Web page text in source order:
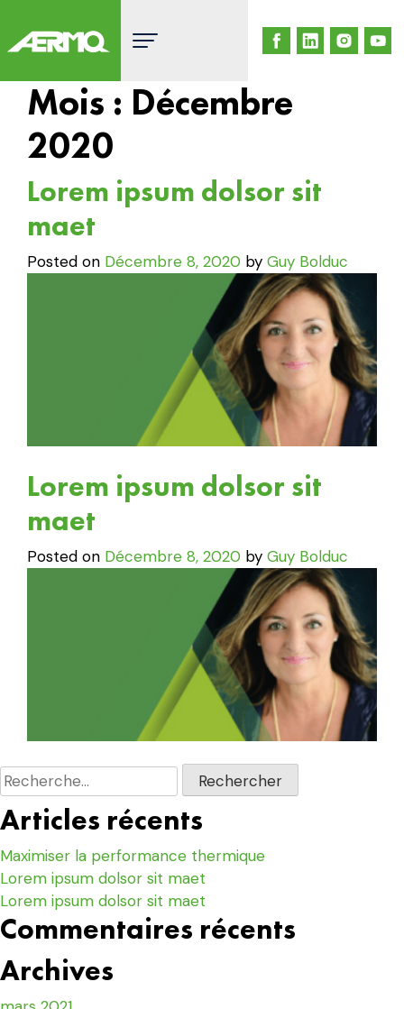
content
Mois : Décembre
2020
Lorem ipsum dolsor sit
maet
Posted on Décembre 8, 2020 by Guy Bolduc
Lorem ipsum dolsor sit
maet
Posted on Décembre 8, 2020 by Guy Bolduc
Rechercher :
Articles récents
Maximiser la performance thermique
Lorem ipsum dolsor sit maet
Lorem ipsum dolsor sit maet
Commentaires récents
Archives